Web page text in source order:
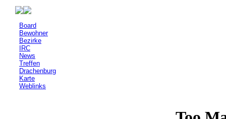
Board
Bewohner
Bezirke
IRC
News
Treffen
Drachenburg
Karte
Weblinks